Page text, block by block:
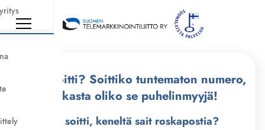
Kuka soitti? Soittiko tuntematon numero,
tarkasta oliko se puhelinmyyjä!
Kuka soitti, keneltä sait roskapostia?